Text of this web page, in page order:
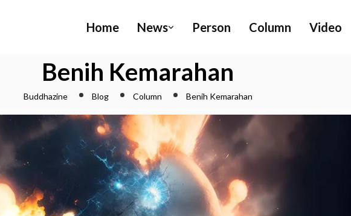
Home News Person Column Video
Benih Kemarahan
Buddhazine Blog Column Benih Kemarahan